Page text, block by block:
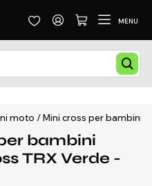
MENU
moto / Mini cross per bambini
bambini
TRX Verde -